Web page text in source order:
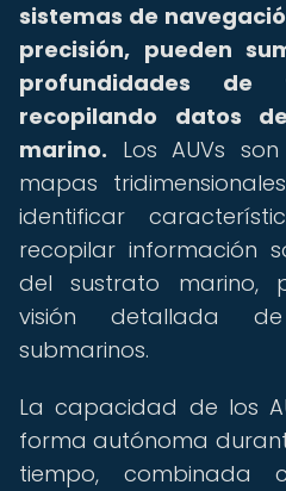
sistemas de
precisión, pueden
profundidades de
recopilando datos
marino. Los AUVs
mapas
identificar
recopilar información
del sustrato marino,
visión detallada
submarinos.
La capacidad de los
forma autónoma
tiempo,